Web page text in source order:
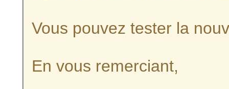
Vous pouvez tester la
En vous remerciant,